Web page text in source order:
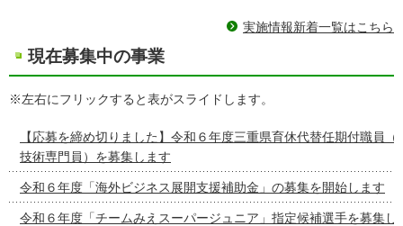
実施情報新着一覧はこちら
現在募集中の事業
※左右にフリックすると表がスライドします。
【応募を締め切りました】令和６年度三重県育休代替任期付職員
技術専門員）を募集します
令和６年度「海外ビジネス展開支援補助金」の募集を開始します
令和６年度「チームみえスーパージュニア」指定候補選手を募集し